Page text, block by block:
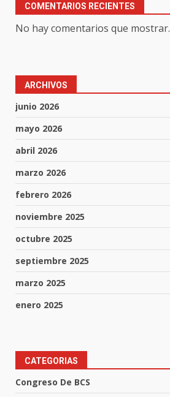
COMENTARIOS RECIENTES
No hay comentarios que mostrar.
ARCHIVOS
junio 2026
mayo 2026
abril 2026
marzo 2026
febrero 2026
noviembre 2025
octubre 2025
septiembre 2025
marzo 2025
enero 2025
CATEGORIAS
Congreso De BCS